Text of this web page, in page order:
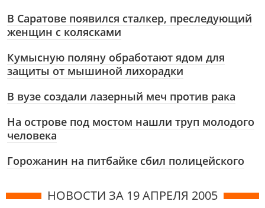
В Саратове появился сталкер, преследующий
женщин с колясками
Кумысную поляну обработают ядом для
защиты от мышиной лихорадки
В вузе создали лазерный меч против рака
На острове под мостом нашли труп молодого
человека
Горожанин на питбайке сбил полицейского
НОВОСТИ ЗА 19 АПРЕЛЯ 2005